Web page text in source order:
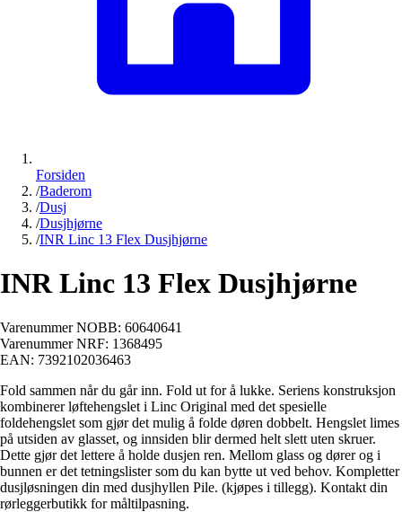
Forsiden
/Baderom
/Dusj
/Dusjhjørne
/INR Linc 13 Flex Dusjhjørne
INR Linc 13 Flex Dusjhjørne
Varenummer NOBB: 60640641
Varenummer NRF: 1368495
EAN: 7392102036463
Fold sammen når du går inn. Fold ut for å lukke. Seriens konstruksjon
kombinerer løftehengslet i Linc Original med det spesielle
foldehengslet som gjør det mulig å folde døren dobbelt. Hengslet limes
på utsiden av glasset, og innsiden blir dermed helt slett uten skruer.
Dette gjør det lettere å holde dusjen ren. Mellom glass og dører og i
bunnen er det tetningslister som du kan bytte ut ved behov. Kompletter
dusjløsningen din med dusjhyllen Pile. (kjøpes i tillegg). Kontakt din
rørleggerbutikk for måltilpasning.